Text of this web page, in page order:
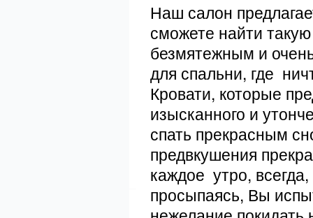
Наш салон
сможете найти
безмятежным и
для спальни, где
Кровати, которые
изысканного и
спать прекрасным
предвкушения
каждое утро,
просыпаясь, Вы